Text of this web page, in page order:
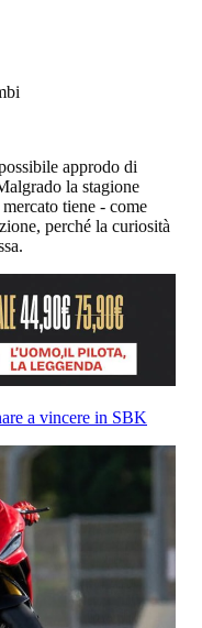
approdo di
la stagione
tiene - come
perché la curiosità
a vincere in SBK